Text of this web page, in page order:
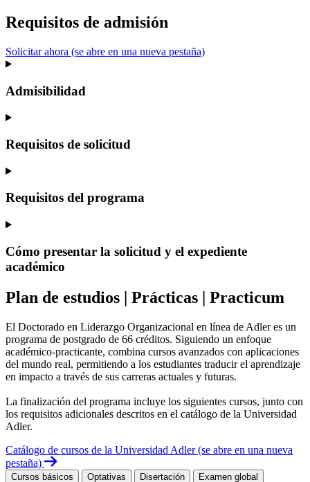
Requisitos de admisión
Solicitar ahora (se abre en una nueva pestaña)
Admisibilidad
Requisitos de solicitud
Requisitos del programa
Cómo presentar la solicitud y el expediente
académico
Plan de estudios | Prácticas | Practicum
El Doctorado en Liderazgo Organizacional en línea de Adler es un
programa de postgrado de 66 créditos. Siguiendo un enfoque
académico-practicante, combina cursos avanzados con aplicaciones
del mundo real, permitiendo a los estudiantes traducir el aprendizaje
en impacto a través de sus carreras actuales y futuras.
La finalización del programa incluye los siguientes cursos, junto con
los requisitos adicionales descritos en el catálogo de la Universidad
Adler.
Catálogo de cursos de la Universidad Adler(se abre en una nueva
pestaña)
Cursos básicos Optativas Disertación Examen global